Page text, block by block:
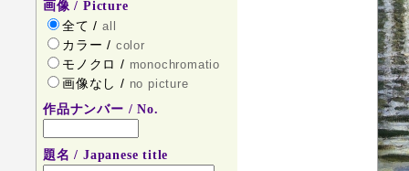
画像 / Picture
全て / all
カラー / color
モノクロ / monochromatio
画像なし / no picture
作品ナンバー / No.
題名 / Japanese title